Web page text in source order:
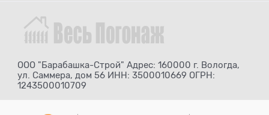
ООО "Барабашка-Строй" Адрес: 160000 г. Вологда,
ул. Саммера, дом 56 ИНН: 3500010669 ОГРН:
1243500010709